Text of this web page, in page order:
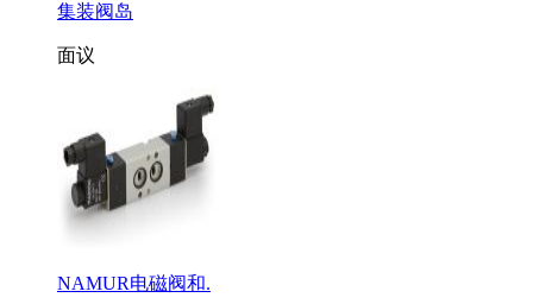
集装阀岛
面议
NAMUR电磁阀和.